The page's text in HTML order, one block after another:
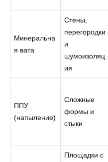
Минеральна
я вата
Стены,
перегородки
и
шумоизоляц
ия
ППУ
(напыление)
Сложные
формы и
стыки
Площадки с